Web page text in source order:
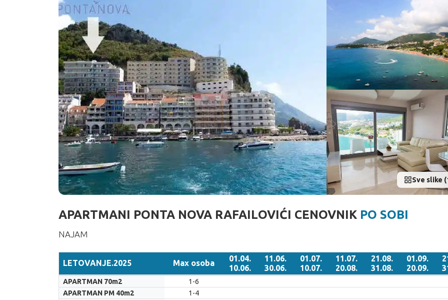
Sve slike
APARTMANI PONTA NOVA RAFAILOVIĆI CENOVNIK PO SOBI
NAJAM
LETOVANJE.2025 Max osoba
01.04.
10.06.
11.06.
30.06.
01.07.
10.07.
11.07.
20.08.
21.08.
31.08.
01.09.
20.09.
LETOVANJE.2025
Max osoba
10.06.
30.06.
10.07.
20.08.
31.08.
20.09.
APARTMAN 70m2
1-6
APARTMAN PM 40m2
1-4